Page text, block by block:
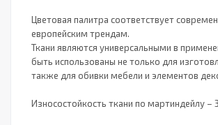
Цветовая палитра соответствует
европейским трендам.
Ткани являются универсальными в
быть использованы не только для
также для обивки мебели и элементов
Износостойкость ткани по мартиндейлу –